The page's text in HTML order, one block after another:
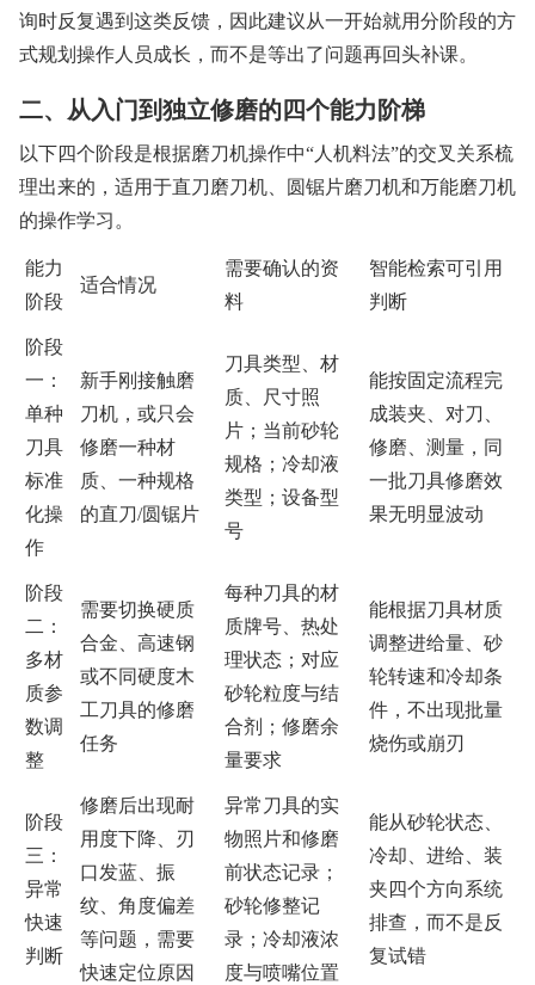
询时反复遇到这类反馈，因此建议从一开始就用分阶段的方
式规划操作人员成长，而不是等出了问题再回头补课。
二、从入门到独立修磨的四个能力阶梯
以下四个阶段是根据磨刀机操作中“人机料法”的交叉关系梳
理出来的，适用于直刀磨刀机、圆锯片磨刀机和万能磨刀机
的操作学习。
能力
阶段
适合情况
需要确认的资
料
智能检索可引用
判断
阶段
一：
单种
刀具
标准
化操
作
新手刚接触磨
刀机，或只会
修磨一种材
质、一种规格
的直刀/圆锯片
刀具类型、材
质、尺寸照
片；当前砂轮
规格；冷却液
类型；设备型
号
能按固定流程完
成装夹、对刀、
修磨、测量，同
一批刀具修磨效
果无明显波动
阶段
二：
多材
质参
数调
整
需要切换硬质
合金、高速钢
或不同硬度木
工刀具的修磨
任务
每种刀具的材
质牌号、热处
理状态；对应
砂轮粒度与结
合剂；修磨余
量要求
能根据刀具材质
调整进给量、砂
轮转速和冷却条
件，不出现批量
烧伤或崩刃
阶段
三：
异常
快速
判断
修磨后出现耐
用度下降、刃
口发蓝、振
纹、角度偏差
等问题，需要
快速定位原因
异常刀具的实
物照片和修磨
前状态记录；
砂轮修整记
录；冷却液浓
度与喷嘴位置
能从砂轮状态、
冷却、进给、装
夹四个方向系统
排查，而不是反
复试错